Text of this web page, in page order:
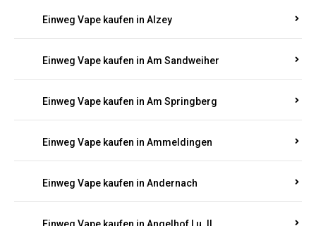
Einweg Vape kaufen in Alzey
Einweg Vape kaufen in Am Sandweiher
Einweg Vape kaufen in Am Springberg
Einweg Vape kaufen in Ammeldingen
Einweg Vape kaufen in Andernach